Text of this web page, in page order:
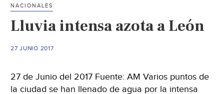
NACIONALES
Lluvia intensa azota a León
27 JUNIO 2017
27 de Junio del 2017 Fuente: AM Varios puntos de
la ciudad se han llenado de agua por la intensa